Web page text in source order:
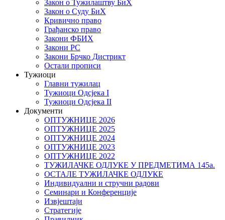
Закон о Тужилаштву БиХ
Закон о Суду БиХ
Кривично право
Грађанско право
Закони ФБИХ
Закони РС
Закони Брчко Дистрикт
Остали прописи
Тужиоци
Главни тужилац
Тужиоци Oдсјекa I
Тужиоци Oдсјекa II
Документи
ОПТУЖНИЦЕ 2026
ОПТУЖНИЦЕ 2025
ОПТУЖНИЦЕ 2024
ОПТУЖНИЦЕ 2023
ОПТУЖНИЦЕ 2022
ТУЖИЛАЧКЕ ОДЛУКЕ У ПРЕДМЕТИМА 145а.
ОСТАЛЕ ТУЖИЛАЧКЕ ОДЛУКЕ
Индивидуални и стручни радови
Семинари и Конференције
Извјештаји
Стратегије